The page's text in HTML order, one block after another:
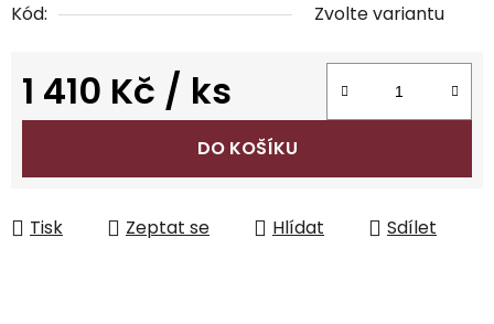
Kód:
Zvolte variantu
1 410 Kč / ks
Měrná cena:
DO KOŠÍKU
Tisk Zeptat se Hlídat Sdílet